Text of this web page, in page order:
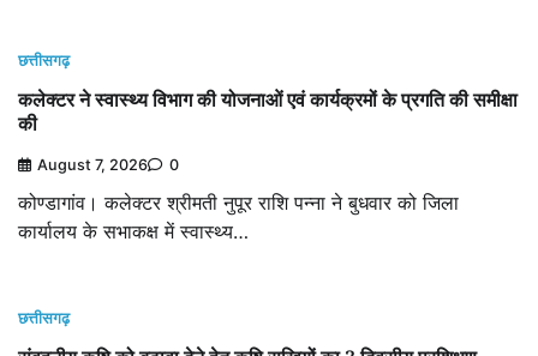
छत्तीसगढ़
कलेक्टर ने स्वास्थ्य विभाग की योजनाओं एवं कार्यक्रमों के प्रगति की समीक्षा
की
August 7, 2026 0
कोण्डागांव। कलेक्टर श्रीमती नुपूर राशि पन्ना ने बुधवार को जिला
कार्यालय के सभाकक्ष में स्वास्थ्य…
छत्तीसगढ़